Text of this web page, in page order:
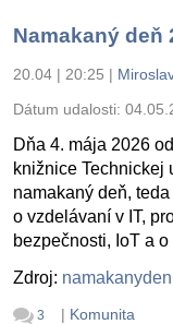
Namakaný deň
20.04 | 20:25 |
Dátum udalosti:
Dňa 4. mája 2026
knižnice Technickej
namakaný deň,
o vzdelávaní v IT,
bezpečnosti, IoT a
Zdroj:
3 | Komunita